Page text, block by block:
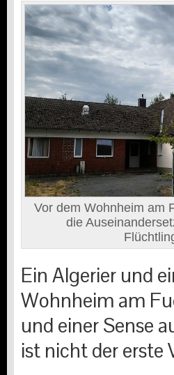
Vor dem Wohnheim am
die
Ein Algerier und
Wohnheim am
und einer Sense
ist nicht der erste